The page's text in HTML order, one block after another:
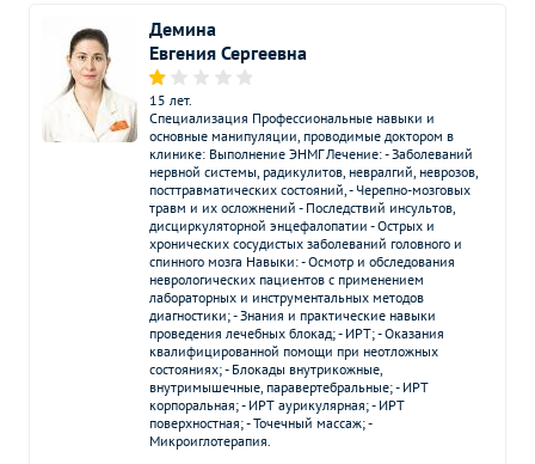
Рентген челюсти
2200
Рентген костей таза
Рентген бедренной кости
2200р. -
Функциональная Без контраста С контрастом
Велоэргометрия (ЭКГ с
физической нагрузкой)
3520р. -
мониторирование АД
4290р. -
мониторирование (по
3900р. -
Демина
Евгения Сергеевна
15 лет.
Специализа­ция Профессиональные навыки и
основные манипуляции, проводимые доктором в
клинике: Выполнение ЭНМГ Лечение: - Заболеваний
нервной системы, радикулитов, невралгий, неврозов,
посттравматических состояний, - Черепно-мозговых
травм и их осложнений - Последствий инсультов,
дисциркуляторной энцефалопатии - Острых и
хронических сосудистых заболеваний головного и
спинного мозга Навыки: - Осмотр и обследования
неврологических пациентов с применением
лабораторных и инструментальных методов
диагностики; - Знания и практические навыки
проведения лечебных блокад; - ИРТ; - Оказания
квалифицированной помощи при неотложных
состояниях; - Блокады внутрикожные,
внутримышечные, паравертебральные; - ИРТ
корпоральная; - ИРТ аурикулярная; - ИРТ
поверхностная; - Точечный массаж; -
Микроиглотерапия.